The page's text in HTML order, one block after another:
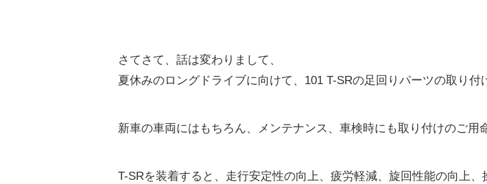
さてさて、話は変わりまして、
夏休みのロングドライブに向けて、101 T-SRの足回りパーツの取り付
新車の車両にはもちろん、メンテナンス、車検時にも取り付けのご用
T-SRを装着すると、走行安定性の向上、疲労軽減、旋回性能の向上、